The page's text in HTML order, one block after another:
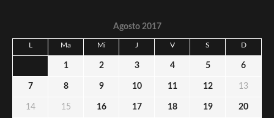
Agosto 2017
L Ma Mi J V S D
1 2 3 4 5 6
7 8 9 10 11 12 13
14 15 16 17 18 19 20